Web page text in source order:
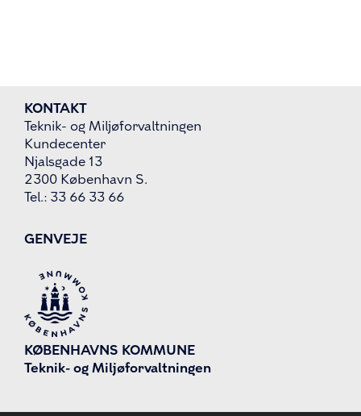
KONTAKT
Teknik- og Miljøforvaltningen
Kundecenter
Njalsgade 13
2300 København S.
Tel.: 33 66 33 66
GENVEJE
KØBENHAVNS KOMMUNE
Teknik- og Miljøforvaltningen